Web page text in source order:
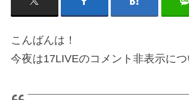
こんばんは！
今夜は17LIVEのコメント非表示につ